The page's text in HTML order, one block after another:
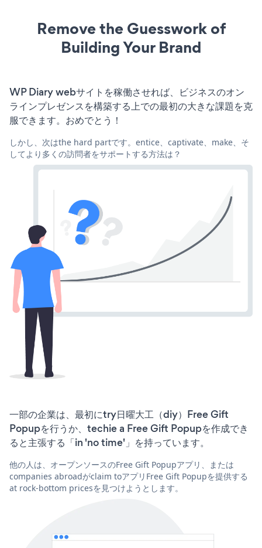
Remove the Guesswork of
Building Your Brand
WP Diary webサイトを稼働させれば、ビジネスのオン
ラインプレゼンスを構築する上での最初の大きな課題を克
服できます。おめでとう！
しかし、次はthe hard partです。entice、captivate、make、そ
してより多くの訪問者をサポートする方法は？
一部の企業は、最初にtry日曜大工（diy）Free Gift
Popupを行うか、techie a Free Gift Popupを作成でき
ると主張する「in 'no time'」を持っています。
他の人は、オープンソースのFree Gift Popupアプリ、または
companies abroadがclaim toアプリFree Gift Popupを提供する
at rock-bottom pricesを見つけようとします。